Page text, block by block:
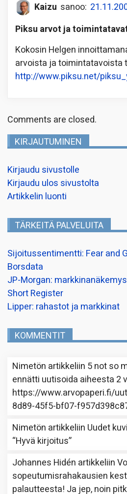
Kaizu sanoo:
Piksu arvot ja
Kokosin Helgen
arvoista ja toimintatavoista
http://www.piksu.net/
Comments are closed.
KIRJAUTUMINEN
Kirjaudu sivustolle
Kirjaudu ulos sivustolta
Artikkelin luonti
TÄRKEITÄ PALVELUITA
Sijoitussentimentti: Fear and
Borsdata
JP-Morgan: markkinanäkemys
Short Register
Lipper: rahastot ja markkinat
KOMMENTIT
Nimetön artikkeliin 5 not so
ennätti uutisoida aiheesta 2
https://www.arvopaperi.fi/
8d89-45f5-bf07-
Nimetön artikkeliin Uudet
“Hyvä kirjoitus”
Johannes Hidén artikkeliin
sopeutumisrahakausien
palautteesta! Ja jep, noin